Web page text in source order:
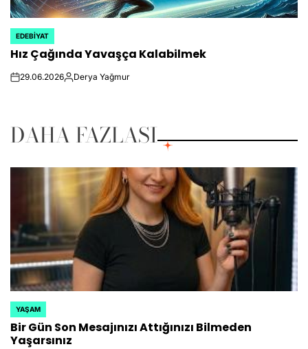
POSTED
IN
EDEBIYAT
Hız Çağında Yavaşça Kalabilmek
on29.06.2026Posted
Derya Yağmur
DAHA FAZLASI
POSTED
IN
YAŞAM
Bir Gün Son Mesajınızı Attığınızı Bilmeden
Yaşarsınız